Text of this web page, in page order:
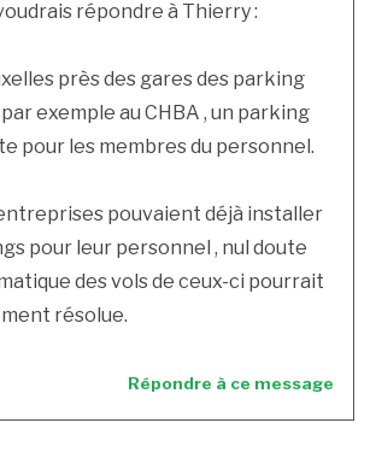
répondre à Thierry :
près des gares des parking
exemple au CHBA , un parking
pour les membres du personnel.
pouvaient déjà installer
pour leur personnel , nul doute
des vols de ceux-ci pourrait
résolue.
Répondre à ce message